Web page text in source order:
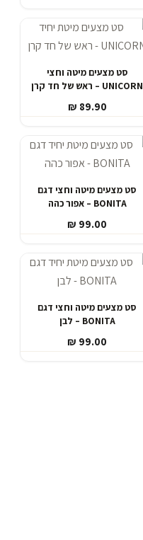
סט מצעים מיטה וחצי
UNICORN – ראש של חד קרן
₪ 89.90
סט מצעים מיטה וחצי דגם
BONITA – אפור כהה
₪ 99.00
סט מצעים מיטה וחצי דגם
BONITA – לבן
₪ 99.00